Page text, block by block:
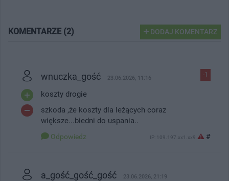
KOMENTARZE (2) DODAJ KOMENTARZ
-1
wnuczka_gość 23.06.2026, 11:16
koszty drogie
szkoda ,że koszty dla leżących coraz
większe...biedni do uspania..
Odpowiedz IP: 109.197.xx1.xx9 #
a_gość_gość_gość 23.06.2026, 21:19